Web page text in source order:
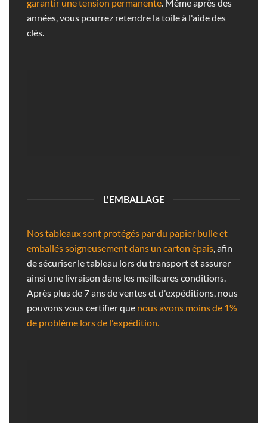
garantir une tension permanente. Même après des
années, vous pourrez retendre la toile à l'aide des
clés.
L'EMBALLAGE
Nos tableaux sont protégés par du papier bulle et
emballés soigneusement dans un carton épais, afin
de sécuriser le tableau lors du transport et assurer
ainsi une livraison dans les meilleures conditions.
Après plus de 7 ans de ventes et d'expéditions, nous
pouvons vous certifier que nous avons moins de 1%
de problème lors de l'expédition.